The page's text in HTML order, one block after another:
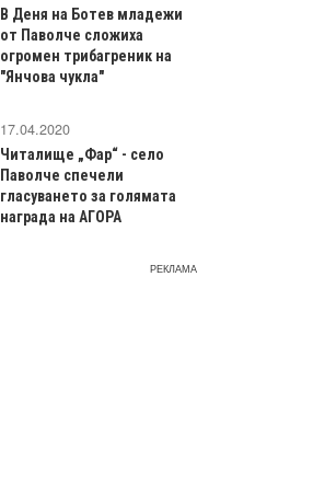
В Деня на Ботев младежи
от Паволче сложиха
огромен трибагреник на
"Янчова чукла"
17.04.2020
Читалище „Фар“ - село
Паволче спечели
гласуването за голямата
награда на АГОРА
РЕКЛАМА